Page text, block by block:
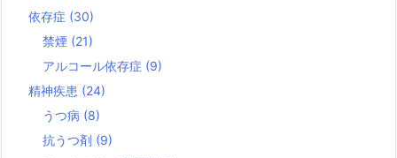
依存症 (30)
禁煙 (21)
アルコール依存症 (9)
精神疾患 (24)
うつ病 (8)
抗うつ剤 (9)